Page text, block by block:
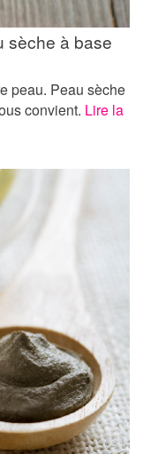
sèche à base
peau. Peau sèche
convient. Lire la